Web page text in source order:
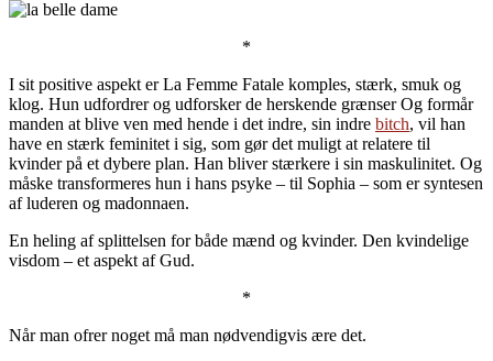
*
I sit positive aspekt er La Femme Fatale komples, stærk, smuk og
klog. Hun udfordrer og udforsker de herskende grænser Og formår
manden at blive ven med hende i det indre, sin indre bitch, vil han
have en stærk feminitet i sig, som gør det muligt at relatere til
kvinder på et dybere plan. Han bliver stærkere i sin maskulinitet. Og
måske transformeres hun i hans psyke – til Sophia – som er syntesen
af luderen og madonnaen.
En heling af splittelsen for både mænd og kvinder. Den kvindelige
visdom – et aspekt af Gud.
*
Når man ofrer noget må man nødvendigvis ære det.